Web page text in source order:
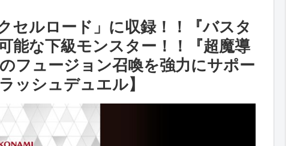
セルロード」に収録！！『バスタ
能な下級モンスター！！『超魔導
フュージョン召喚を強力にサポー
ッシュデュエル】